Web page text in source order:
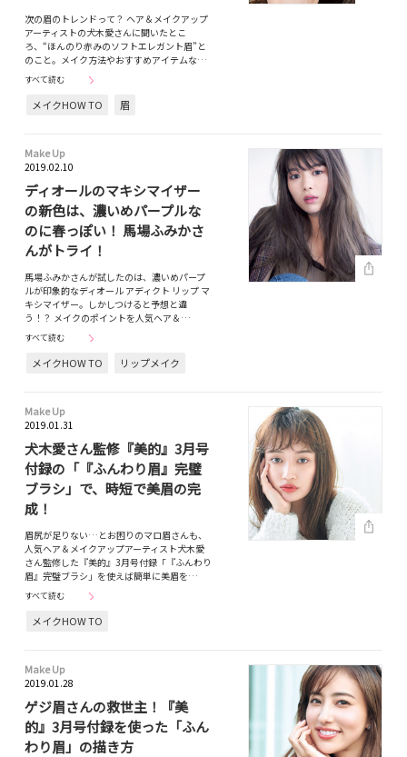
次の眉のトレンドって？ ヘア＆メイクアップ
アーティストの犬木愛さんに聞いたとこ
ろ、“ほんのり赤みのソフトエレガント眉”と
のこと。メイク方法やおすすめアイテムな…
すべて読む
メイクHOW TO 眉
Make Up
2019.02.10
ディオールのマキシマイザー
の新色は、濃いめパープルな
のに春っぽい！ 馬場ふみかさ
んがトライ！
馬場ふみかさんが試したのは、濃いめパープ
ルが印象的なディオール アディクト リップ マ
キシマイザー。しかしつけると予想と違
う！？ メイクのポイントを人気ヘア＆…
すべて読む
メイクHOW TO リップメイク
Make Up
2019.01.31
犬木愛さん監修『美的』3月号
付録の「『ふんわり眉』完璧
ブラシ」で、時短で美眉の完
成！
眉尻が足りない…とお困りのマロ眉さんも、
人気ヘア＆メイクアップアーティスト犬木愛
さん監修した『美的』3月号付録「『ふんわり
眉』完璧ブラシ」を使えば簡単に美眉を…
すべて読む
メイクHOW TO
Make Up
2019.01.28
ゲジ眉さんの救世主！『美
的』3月号付録を使った「ふん
わり眉」の描き方